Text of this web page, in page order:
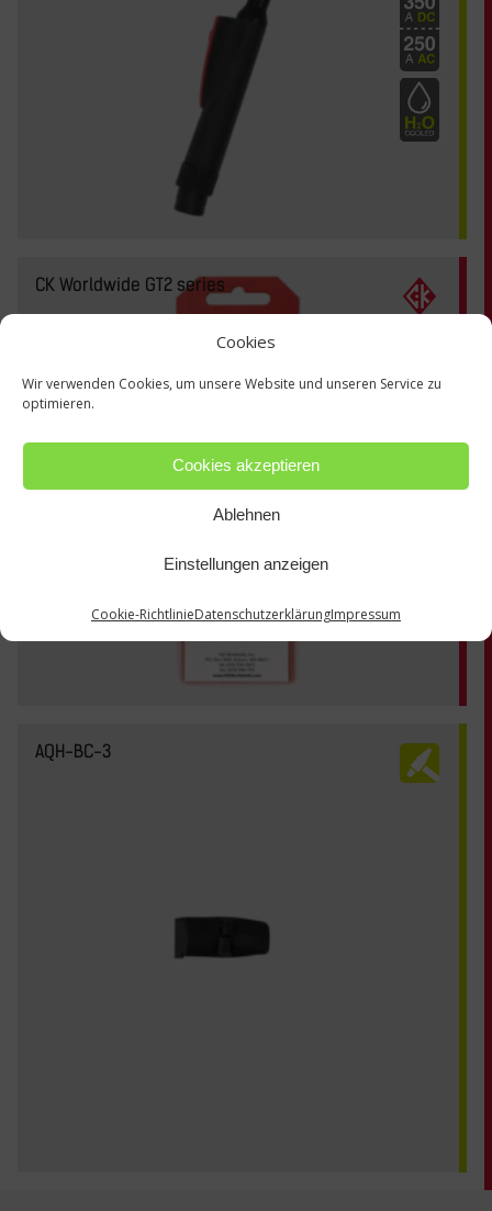
Cookies
Wir verwenden Cookies, um unsere Website und unseren Service zu
optimieren.
Cookies akzeptieren
Ablehnen
Einstellungen anzeigen
Cookie-RichtlinieDatenschutzerklärungImpressum
CK Worldwide GT2 series
AQH-BC-3